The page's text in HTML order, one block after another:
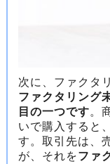
次に、ファクタ
ファクタリング
目の一つです。
いで購入すると
す。取引先は、
が、それをファ